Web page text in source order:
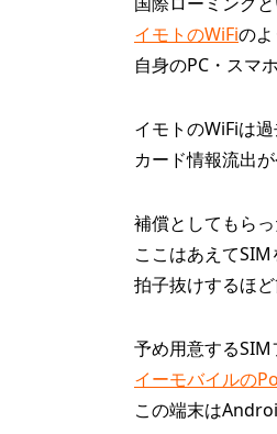
イモトのWiFiのよ
自身のPC・スマ
イモトのWiFiは
カード情報流出
補償としてもら
ここはあえてSIM
拍子抜けするほ
予め用意するSIM
イーモバイルの
この端末は